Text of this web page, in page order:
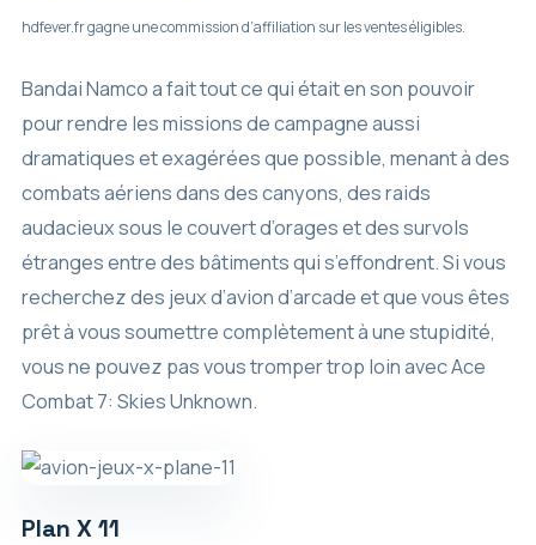
hdfever.fr gagne une commission d’affiliation sur les ventes éligibles.
Bandai Namco a fait tout ce qui était en son pouvoir
pour rendre les missions de campagne aussi
dramatiques et exagérées que possible, menant à des
combats aériens dans des canyons, des raids
audacieux sous le couvert d’orages et des survols
étranges entre des bâtiments qui s’effondrent. Si vous
recherchez des jeux d’avion d’arcade et que vous êtes
prêt à vous soumettre complètement à une stupidité,
vous ne pouvez pas vous tromper trop loin avec Ace
Combat 7: Skies Unknown.
Plan X 11